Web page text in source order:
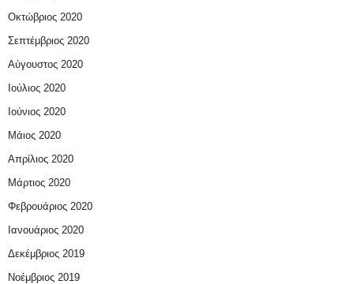
Οκτώβριος 2020
Σεπτέμβριος 2020
Αύγουστος 2020
Ιούλιος 2020
Ιούνιος 2020
Μάιος 2020
Απρίλιος 2020
Μάρτιος 2020
Φεβρουάριος 2020
Ιανουάριος 2020
Δεκέμβριος 2019
Νοέμβριος 2019